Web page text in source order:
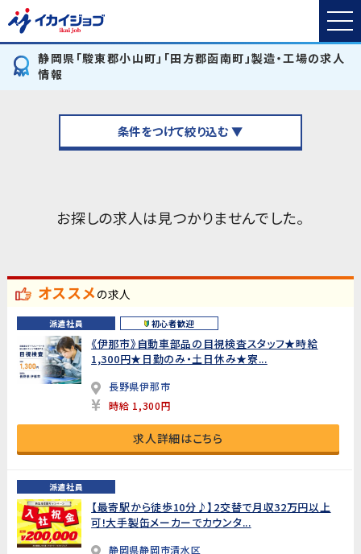
静岡県「駿東郡小山町」「田方郡函南町」製造・工場の求人
情報
条件をつけて絞り込む ▼
お探しの求人は見つかりませんでした。
オススメの求人
派遣社員 初心者歓迎
《伊那市》自動車部品の目視検査スタッフ★時給
1,300円★日勤のみ・土日休み★寮...
長野県伊那市
時給 1,300円
求人詳細はこちら
派遣社員
【最寄駅から徒歩10分♪】2交替で月収32万円以上
可!大手製缶メーカーでカウンタ...
静岡県静岡市清水区